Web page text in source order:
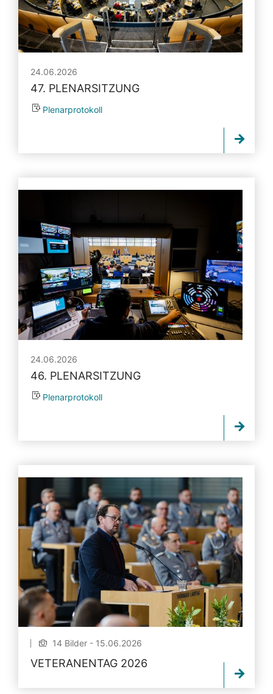
24.06.2026
47. PLENARSITZUNG
Plenarprotokoll
24.06.2026
46. PLENARSITZUNG
Plenarprotokoll
14 Bilder - 15.06.2026
VETERANENTAG 2026